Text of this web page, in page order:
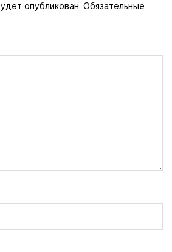
опубликован. Обязательные